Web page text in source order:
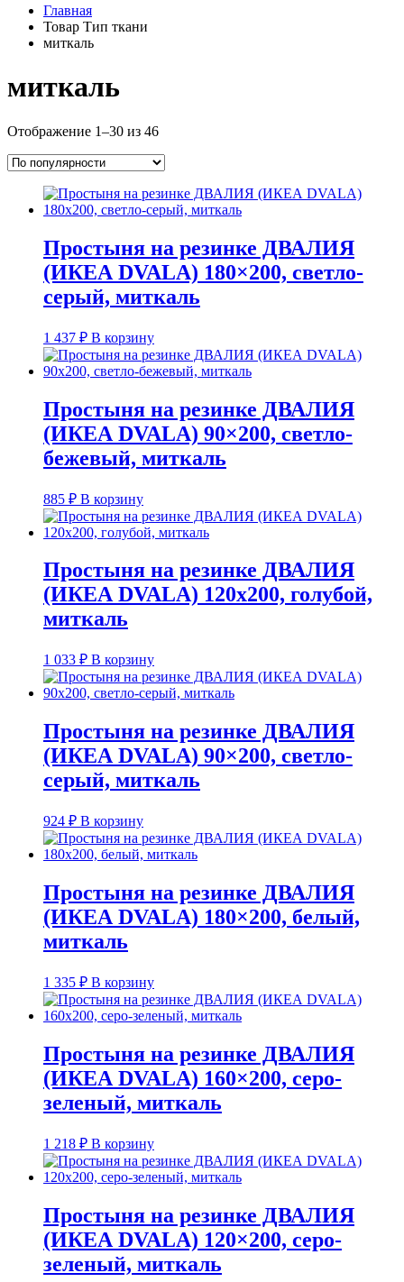
Главная
Товар Тип ткани
миткаль
миткаль
Отображение 1–30 из 46Сортировка:
популярности
Простыня на резинке ДВАЛИЯ
(ИКЕА DVALA) 180×200, светло-
серый, миткаль
1 437 ₽ В корзину
Простыня на резинке ДВАЛИЯ
(ИКЕА DVALA) 90×200, светло-
бежевый, миткаль
885 ₽ В корзину
Простыня на резинке ДВАЛИЯ
(ИКЕА DVALA) 120х200, голубой,
миткаль
1 033 ₽ В корзину
Простыня на резинке ДВАЛИЯ
(ИКЕА DVALA) 90×200, светло-
серый, миткаль
924 ₽ В корзину
Простыня на резинке ДВАЛИЯ
(ИКЕА DVALA) 180×200, белый,
миткаль
1 335 ₽ В корзину
Простыня на резинке ДВАЛИЯ
(ИКЕА DVALA) 160×200, серо-
зеленый, миткаль
1 218 ₽ В корзину
Простыня на резинке ДВАЛИЯ
(ИКЕА DVALA) 120×200, серо-
зеленый, миткаль